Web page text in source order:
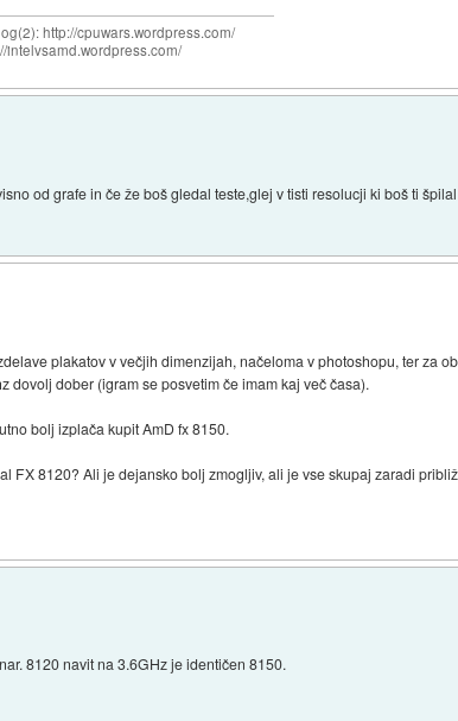
http://cpuwars.wordpress.com/
intelvsamd.wordpress.com/
od grafe in če že boš gledal teste,glej v tisti resolucji ki boš ti
plakatov v večjih dimenzijah, načeloma v photoshopu, ter za
dovolj dober (igram se posvetim če imam kaj več časa).
bolj izplača kupit AmD fx 8150.
FX 8120? Ali je dejansko bolj zmogljiv, ali je vse skupaj zaradi
8120 navit na 3.6GHz je identičen 8150.